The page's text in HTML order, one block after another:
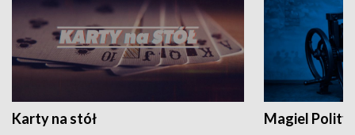
Karty na stół Magiel